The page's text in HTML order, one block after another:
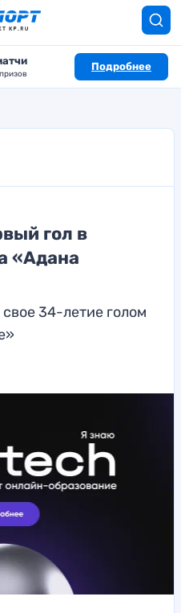
Подробнее
гол в
«Адана
34-летие голом